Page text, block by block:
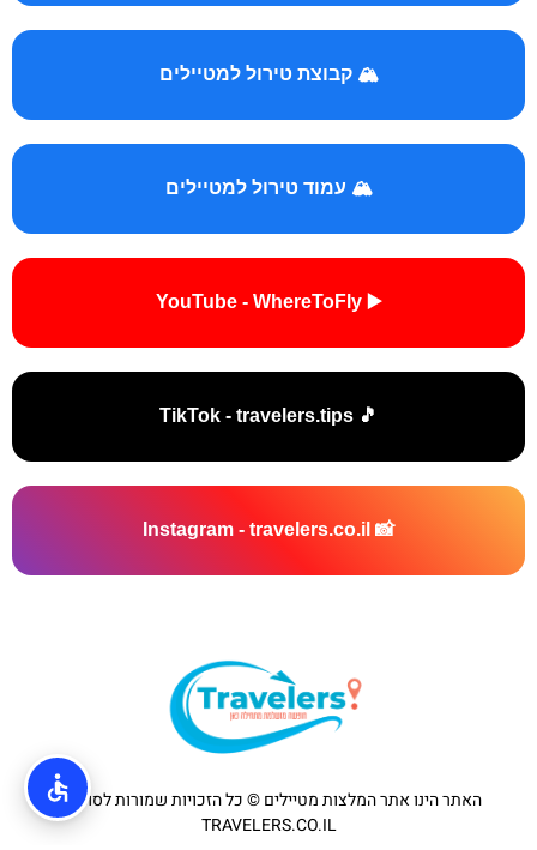
🏔️ קבוצת טירול למטיילים
🏔️ עמוד טירול למטיילים
▶️ YouTube - WhereToFly
🎵 TikTok - travelers.tips
📸 Instagram - travelers.co.il
האתר הינו אתר המלצות מטיילים © כל הזכויות שמורות לסוכנות
TRAVELERS.CO.IL